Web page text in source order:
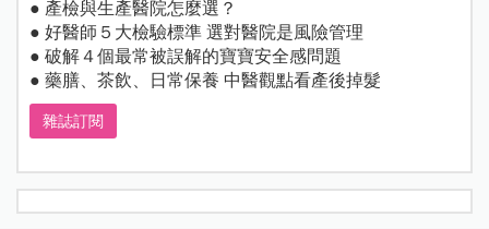
● 產檢與生產醫院怎麼選？
● 好醫師５大檢驗標準 選對醫院是風險管理
● 破解４個最常被誤解的寶寶安全感問題
● 藥膳、茶飲、日常保養 中醫觀點看產後掉髮
雜誌訂閱